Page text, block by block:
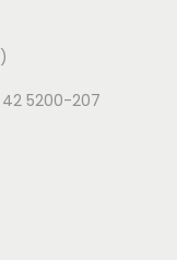
5200-207